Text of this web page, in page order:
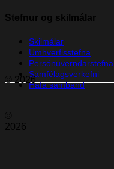
Stefnur og skilmálar
Skilmálar
Umhverfisstefna
Persónuverndarstefna
Samfélagsverkefni
Hafa samband
© 2026
©
2026